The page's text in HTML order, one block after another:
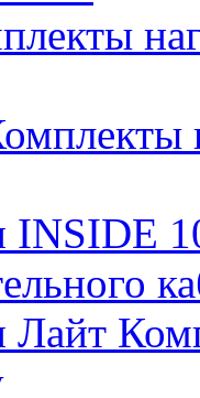
INSIDE